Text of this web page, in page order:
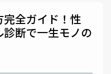
全ガイド！性
断で一生モノの